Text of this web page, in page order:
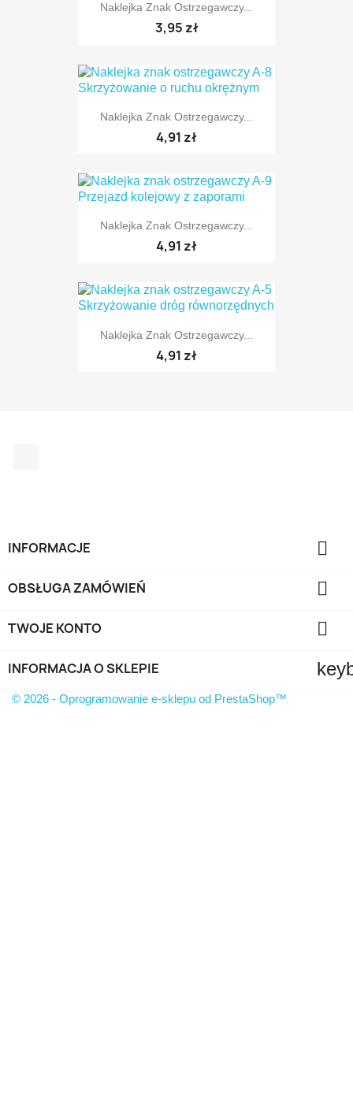
TYLKO ONLINE
Naklejka Znak Ostrzegawczy...
3,95 zł
TYLKO ONLINE
Naklejka Znak Ostrzegawczy...
4,91 zł
TYLKO ONLINE
Naklejka Znak Ostrzegawczy...
4,91 zł
TYLKO ONLINE
Naklejka Znak Ostrzegawczy...
4,91 zł
INFORMACJE 
OBSŁUGA ZAMÓWIEŃ 
TWOJE KONTO 
INFORMACJA O SKLEPIE
© 2026 - Oprogramowanie e-sklepu od PrestaShop™